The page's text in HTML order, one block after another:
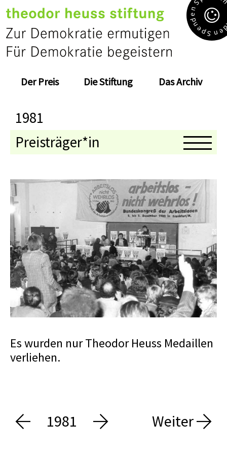
Der Preis Die Stiftung Das Archiv
S
p
e
n
d
e
n
S
e
n
1981
Preisträger*in
Jahresthema
Preisverleihung
Es wurden nur Theodor Heuss Medaillen
verliehen.
1981 Weiter